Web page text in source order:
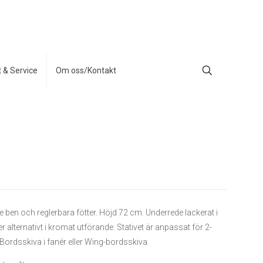
& Service Om oss/Kontakt
ben och reglerbara fötter. Höjd 72 cm. Underrede lackerat i
alternativt i kromat utförande. Stativet är anpassat för 2-
i fanér eller Wing-bordsskiva.